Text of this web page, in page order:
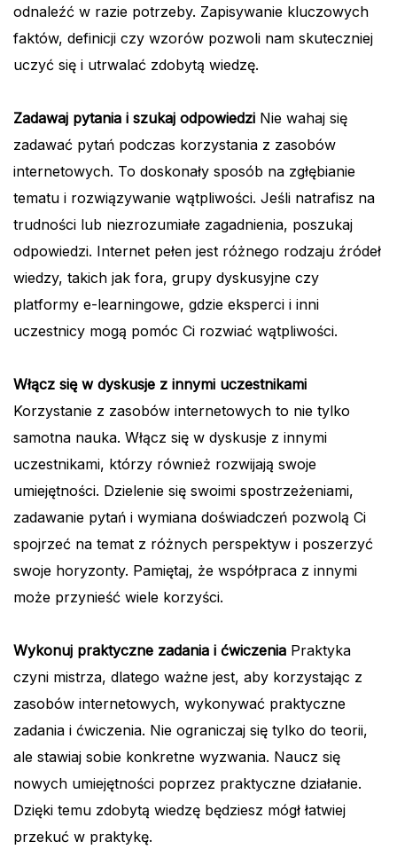
odnaleźć w razie potrzeby. Zapisywanie kluczowych
faktów, definicji czy wzorów pozwoli nam skuteczniej
uczyć się i utrwalać zdobytą wiedzę.
Zadawaj pytania i szukaj odpowiedzi Nie wahaj się
zadawać pytań podczas korzystania z zasobów
internetowych. To doskonały sposób na zgłębianie
tematu i rozwiązywanie wątpliwości. Jeśli natrafisz na
trudności lub niezrozumiałe zagadnienia, poszukaj
odpowiedzi. Internet pełen jest różnego rodzaju źródeł
wiedzy, takich jak fora, grupy dyskusyjne czy
platformy e-learningowe, gdzie eksperci i inni
uczestnicy mogą pomóc Ci rozwiać wątpliwości.
Włącz się w dyskusje z innymi uczestnikami
Korzystanie z zasobów internetowych to nie tylko
samotna nauka. Włącz się w dyskusje z innymi
uczestnikami, którzy również rozwijają swoje
umiejętności. Dzielenie się swoimi spostrzeżeniami,
zadawanie pytań i wymiana doświadczeń pozwolą Ci
spojrzeć na temat z różnych perspektyw i poszerzyć
swoje horyzonty. Pamiętaj, że współpraca z innymi
może przynieść wiele korzyści.
Wykonuj praktyczne zadania i ćwiczenia Praktyka
czyni mistrza, dlatego ważne jest, aby korzystając z
zasobów internetowych, wykonywać praktyczne
zadania i ćwiczenia. Nie ograniczaj się tylko do teorii,
ale stawiaj sobie konkretne wyzwania. Naucz się
nowych umiejętności poprzez praktyczne działanie.
Dzięki temu zdobytą wiedzę będziesz mógł łatwiej
przekuć w praktykę.